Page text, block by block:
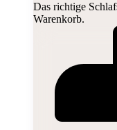
Das richtige
Warenkorb.